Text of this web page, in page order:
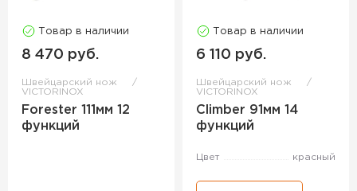
Товар в наличии
8 470 руб.
Швейцарский нож
VICTORINOX
Forester 111мм 12
функций
Товар в наличии
6 110 руб.
Швейцарский нож
VICTORINOX
Climber 91мм 14
функций
Цвет красный